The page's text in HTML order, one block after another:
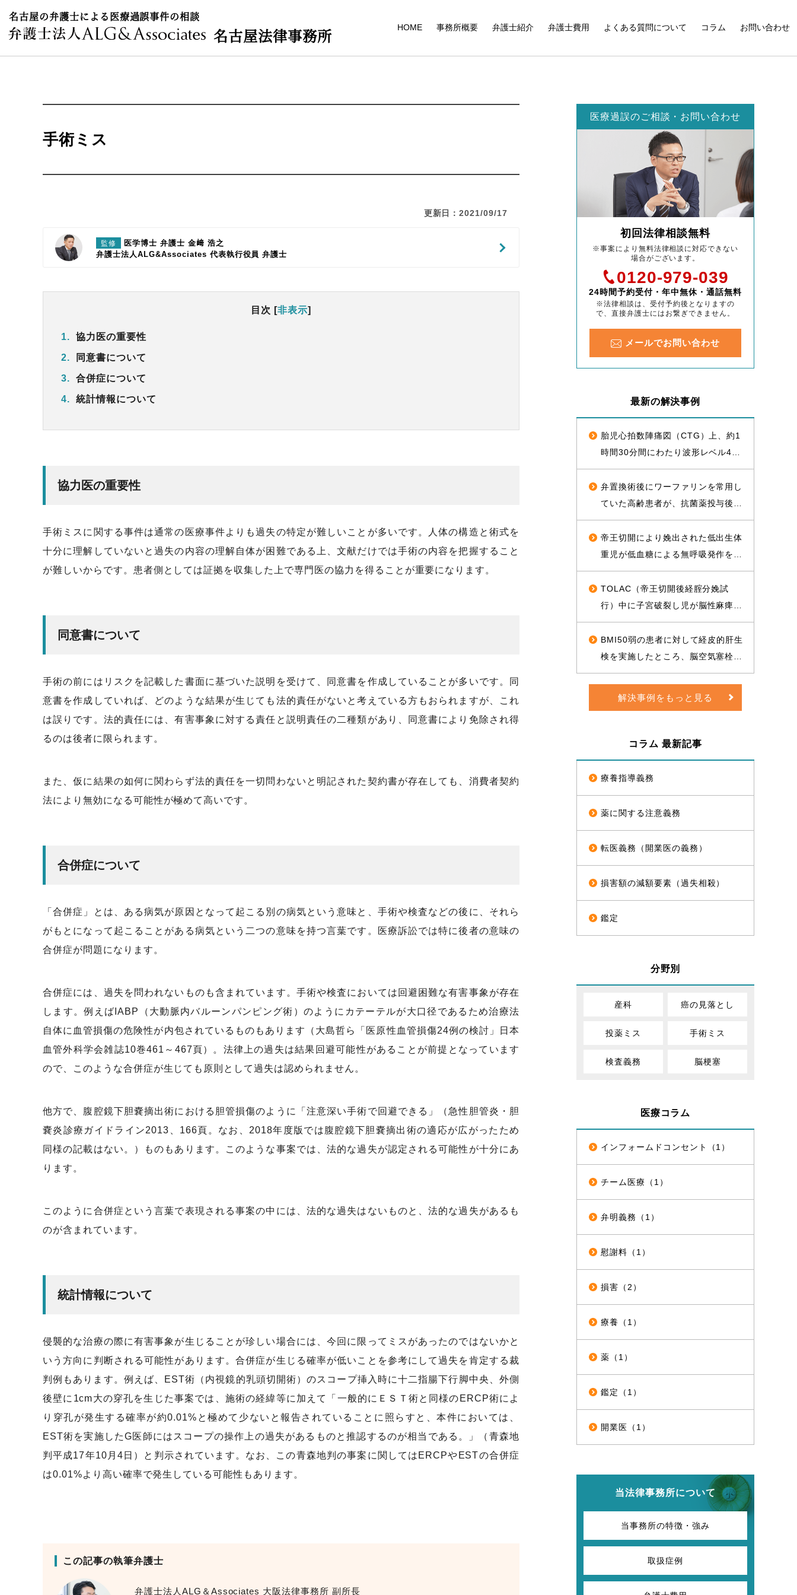
名古屋の弁護士による医療過誤事件の相談
名古屋法律事務所 HOME 事務所概要 弁護士紹介 弁護士費用 よくある質問について コラム お問い合わせ
手術ミス
更新日：2021/09/17
監修
医学博士 弁護士 金﨑 浩之
弁護士法人ALG&Associates 代表執行役員弁護士
目次 [非表示]
1. 協力医の重要性
2. 同意書について
3. 合併症について
4. 統計情報について
協力医の重要性
手術ミスに関する事件は通常の医療事件よりも過失の特定が難しいことが多いです。人体の構造と術式を
十分に理解していないと過失の内容の理解自体が困難である上、文献だけでは手術の内容を把握すること
が難しいからです。患者側としては証拠を収集した上で専門医の協力を得ることが重要になります。
同意書について
手術の前にはリスクを記載した書面に基づいた説明を受けて、同意書を作成していることが多いです。同
意書を作成していれば、どのような結果が生じても法的責任がないと考えている方もおられますが、これ
は誤りです。法的責任には、有害事象に対する責任と説明責任の二種類があり、同意書により免除され得
るのは後者に限られます。
また、仮に結果の如何に関わらず法的責任を一切問わないと明記された契約書が存在しても、消費者契約
法により無効になる可能性が極めて高いです。
合併症について
「合併症」とは、ある病気が原因となって起こる別の病気という意味と、手術や検査などの後に、それら
がもとになって起こることがある病気という二つの意味を持つ言葉です。医療訴訟では特に後者の意味の
合併症が問題になります。
合併症には、過失を問われないものも含まれています。手術や検査においては回避困難な有害事象が存在
します。例えばIABP（大動脈内バルーンパンピング術）のようにカテーテルが大口径であるため治療法
自体に血管損傷の危険性が内包されているものもあります（大島哲ら「医原性血管損傷24例の検討」日本
血管外科学会雑誌10巻461～467頁）。法律上の過失は結果回避可能性があることが前提となっています
ので、このような合併症が生じても原則として過失は認められません。
他方で、腹腔鏡下胆嚢摘出術における胆管損傷のように「注意深い手術で回避できる」（急性胆管炎・胆
嚢炎診療ガイドライン2013、166頁。なお、2018年度版では腹腔鏡下胆嚢摘出術の適応が広がったため
同様の記載はない。）ものもあります。このような事案では、法的な過失が認定される可能性が十分にあ
ります。
このように合併症という言葉で表現される事案の中には、法的な過失はないものと、法的な過失があるも
のが含まれています。
統計情報について
侵襲的な治療の際に有害事象が生じることが珍しい場合には、今回に限ってミスがあったのではないかと
いう方向に判断される可能性があります。合併症が生じる確率が低いことを参考にして過失を肯定する裁
判例もあります。例えば、EST術（内視鏡的乳頭切開術）のスコープ挿入時に十二指腸下行脚中央、外側
後壁に1cm大の穿孔を生じた事案では、施術の経緯等に加えて「一般的にＥＳＴ術と同様のERCP術によ
り穿孔が発生する確率が約0.01%と極めて少ないと報告されていることに照らすと、本件においては、
EST術を実施したG医師にはスコープの操作上の過失があるものと推認するのが相当である。」（青森地
判平成17年10月4日）と判示されています。なお、この青森地判の事案に関してはERCPやESTの合併症
は0.01%より高い確率で発生している可能性もあります。
この記事の執筆弁護士
弁護士法人ALG＆Associates 大阪法律事務所 副所長
医療過誤のご相談・お問い合わせ
初回法律相談無料
※事案により無料法律相談に対応できない
場合がございます。
0120-979-039
24時間予約受付・年中無休・通話無料
※法律相談は、受付予約後となりますの
で、直接弁護士にはお繋ぎできません。
メールでお問い合わせ
最新の解決事例
胎児心拍数陣痛図（CTG）上、約1
時間30分間にわたり波形レベル4な
いし5が持続した後に経膣分娩され
た児が脳性麻痺となったことについ
て、1億2000万円（産科医療補償制
度補償金既払金を含む）で訴訟上の
和解が成立した事例
弁置換術後にワーファリンを常用し
ていた高齢患者が、抗菌薬投与後に
脳出血を発症し常時要介護状態とな
ったことについて、和解が成立し、
役務提供分を含め約1億2000万円相
当の経済的利益を確保した事例
帝王切開により娩出された低出生体
重児が低血糖による無呼吸発作を起
こして心肺停止に陥り、脳性麻痺と
なったことについて、1億3500万円
の和解が成立した事例
TOLAC（帝王切開後経腟分娩試
行）中に子宮破裂し児が脳性麻痺と
なったことについて、敗訴のリスク
が高いと思われる状況から、賠償金
と給付金を合わせて約1億5000万円
相当の経済的利益を確保した事例
BMI50弱の患者に対して経皮的肝生
検を実施したところ、脳空気塞栓が
起き、片麻痺となったことについ
や訴訟費用を合わせて約1億5000万
解決事例をもっと見る
コラム 最新記事
療養指導義務
薬に関する注意義務
転医義務（開業医の義務）
損害額の減額要素（過失相殺）
鑑定
分野別
産科 癌の見落とし
投薬ミス 手術ミス
検査義務 脳梗塞
医療コラム
インフォームドコンセント（1）
チーム医療（1）
弁明義務（1）
慰謝料（1）
損害（2）
療養（1）
薬（1）
鑑定（1）
開業医（1）
当法律事務所について
当事務所の特徴・強み
取扱症例